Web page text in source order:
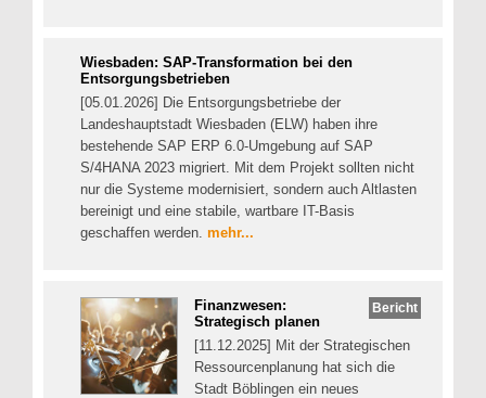
Wiesbaden: SAP-Transformation bei den
Entsorgungsbetrieben
[05.01.2026] Die Entsorgungsbetriebe der
Landeshauptstadt Wiesbaden (ELW) haben ihre
bestehende SAP ERP 6.0-Umgebung auf SAP
S/4HANA 2023 migriert. Mit dem Projekt sollten nicht
nur die Systeme modernisiert, sondern auch Altlasten
bereinigt und eine stabile, wartbare IT-Basis
geschaffen werden. mehr...
Bericht
Finanzwesen:
Strategisch planen
[11.12.2025] Mit der Strategischen
Ressourcenplanung hat sich die
Stadt Böblingen ein neues